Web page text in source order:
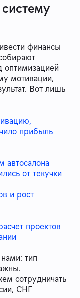
финансы
оптимизацией
мотивации,
Вот лишь
прибыль
автосалона
от текучки
и рост
проектов
тип
сотрудничать
СНГ